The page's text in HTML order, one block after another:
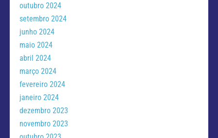
outubro 2024
setembro 2024
junho 2024
maio 2024
abril 2024
março 2024
fevereiro 2024
janeiro 2024
dezembro 2023
novembro 2023